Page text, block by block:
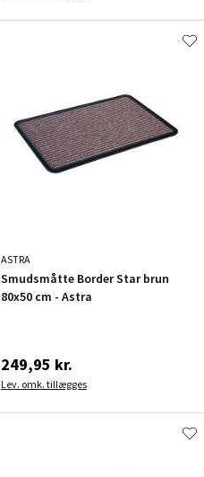
ASTRA
Smudsmåtte Border Star brun
80x50 cm - Astra
249,95 kr.
Lev. omk. tillægges